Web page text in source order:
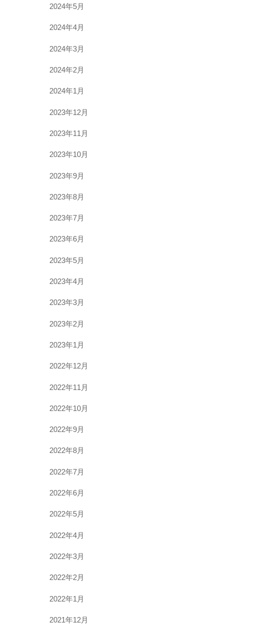
2024年5月
2024年4月
2024年3月
2024年2月
2024年1月
2023年12月
2023年11月
2023年10月
2023年9月
2023年8月
2023年7月
2023年6月
2023年5月
2023年4月
2023年3月
2023年2月
2023年1月
2022年12月
2022年11月
2022年10月
2022年9月
2022年8月
2022年7月
2022年6月
2022年5月
2022年4月
2022年3月
2022年2月
2022年1月
2021年12月